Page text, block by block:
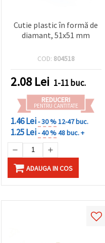
Cutie plastic în formă de
diamant, 51x51 mm
COD: 804518
2.08 Lei 1-11 buc.
REDUCERI
PENTRU CANTITATE
1.46 Lei- 30 %12-47 buc.
1.25 Lei- 40 %48 buc. +
ADAUGA IN COS